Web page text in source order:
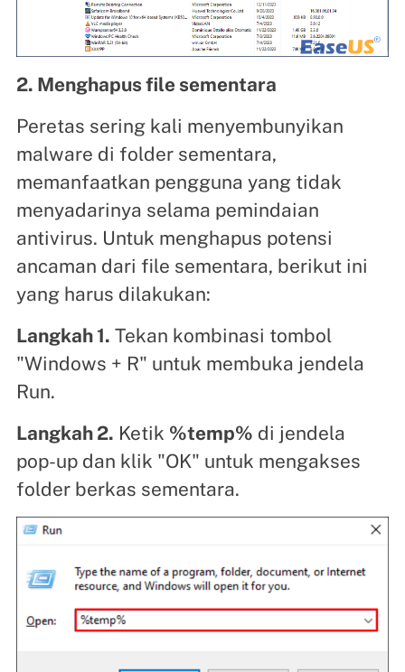
2. Menghapus file sementara
Peretas sering kali menyembunyikan
malware di folder sementara,
memanfaatkan pengguna yang tidak
menyadarinya selama pemindaian
antivirus. Untuk menghapus potensi
ancaman dari file sementara, berikut ini
yang harus dilakukan:
Langkah 1. Tekan kombinasi tombol
"Windows + R" untuk membuka jendela
Run.
Langkah 2. Ketik %temp% di jendela
pop-up dan klik "OK" untuk mengakses
folder berkas sementara.